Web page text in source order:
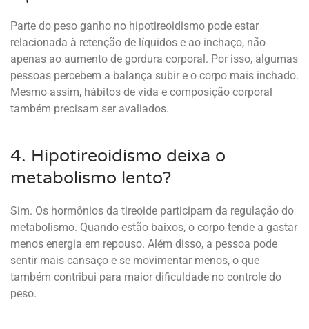
Parte do peso ganho no hipotireoidismo pode estar
relacionada à retenção de líquidos e ao inchaço, não
apenas ao aumento de gordura corporal. Por isso, algumas
pessoas percebem a balança subir e o corpo mais inchado.
Mesmo assim, hábitos de vida e composição corporal
também precisam ser avaliados.
4. Hipotireoidismo deixa o
metabolismo lento?
Sim. Os hormônios da tireoide participam da regulação do
metabolismo. Quando estão baixos, o corpo tende a gastar
menos energia em repouso. Além disso, a pessoa pode
sentir mais cansaço e se movimentar menos, o que
também contribui para maior dificuldade no controle do
peso.